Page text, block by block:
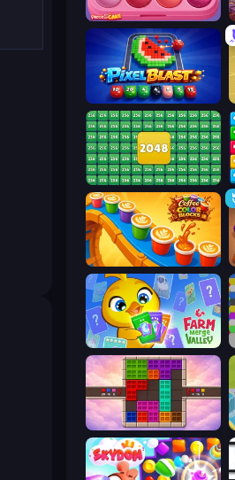
Piece of Cake: Merge and Bake
Pixel Blast
2048 Merge Blocks
Coffee Color Blocks
Farm Merge Valley
Color Cube Puzzle